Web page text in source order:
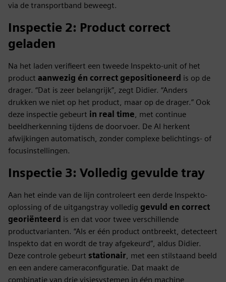
via de transportband beweegt.
Inspectie 2: Product correct
geladen
Na het laden verifieert een tweede Inspekto-unit of het
product aanwezig én correct gepositioneerd is op de
drager. “Dat is zeer belangrijk”, zegt Didier. “Anders
drukken we niet op het product, maar op de drager.” Ook
deze inspectie gebeurt in real time, met continue
beeldherkenning tijdens de doorvoer. De AI herkent
afwijkingen automatisch, zonder complexe belichtings- of
focusinstellingen.
Inspectie 3: Volledig gevulde tray
Aan het einde van de lijn controleert een derde Inspekto-
oplossing of de uitgangstray volledig gevuld en correct
georiënteerd is en dat voor twee verschillende
productvarianten. “Als er één product ontbreekt, detecteert
Inspekto dat en wordt de tray afgekeurd”, aldus Didier.
Deze controle gebeurt stationair, met een stilstaand beeld
en een andere cameraconfiguratie. Dat maakt de
combinatie van drie visiesystemen in één machine